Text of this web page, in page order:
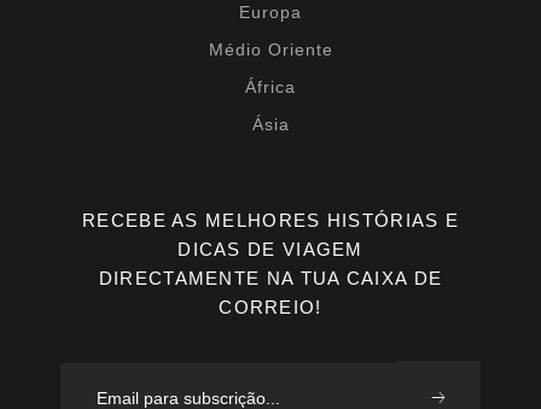
Europa
Médio Oriente
África
Ásia
RECEBE AS MELHORES HISTÓRIAS E
DICAS DE VIAGEM
DIRECTAMENTE NA TUA CAIXA DE
CORREIO!